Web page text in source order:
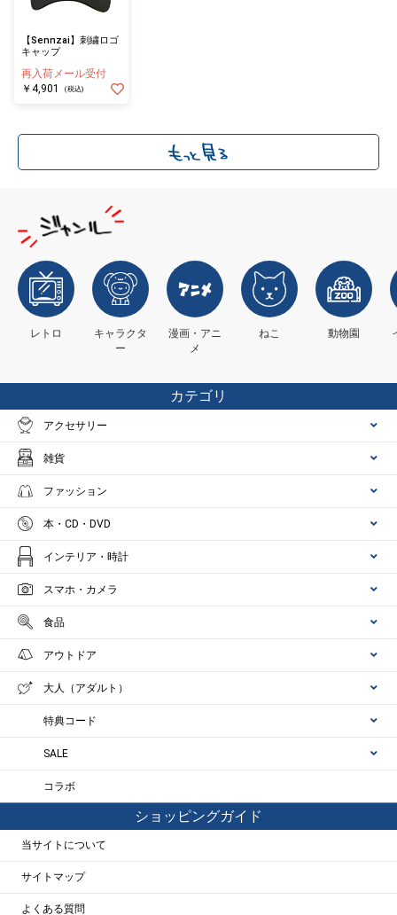
【Sennzai】刺繍ロゴ
キャップ
再入荷メール受付
￥4,901
(税込)
レトロ
キャラクタ
ー
漫画・アニ
メ
ねこ 動物園
カテゴリ
アクセサリー
雑貨
ファッション
本・CD・DVD
インテリア・時計
スマホ・カメラ
食品
アウトドア
大人（アダルト）
特典コード
SALE
コラボ
ショッピングガイド
当サイトについて
サイトマップ
よくある質問